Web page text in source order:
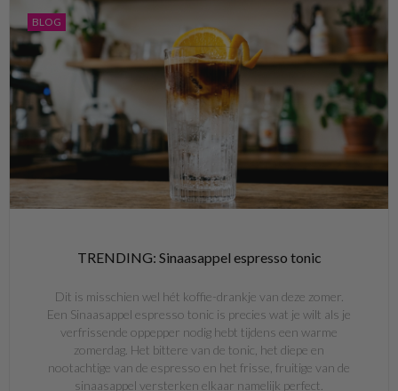
BLOG
TRENDING: Sinaasappel espresso tonic
Dit is misschien wel hét koffie-drankje van deze zomer.
Een Sinaasappel espresso tonic is precies wat je wilt als je
verfrissende oppepper nodig hebt tijdens een warme
zomerdag. Het bittere van de tonic, het diepe en
nootachtige van de espresso en het frisse, fruitige van de
sinaasappel versterken elkaar namelijk perfect.